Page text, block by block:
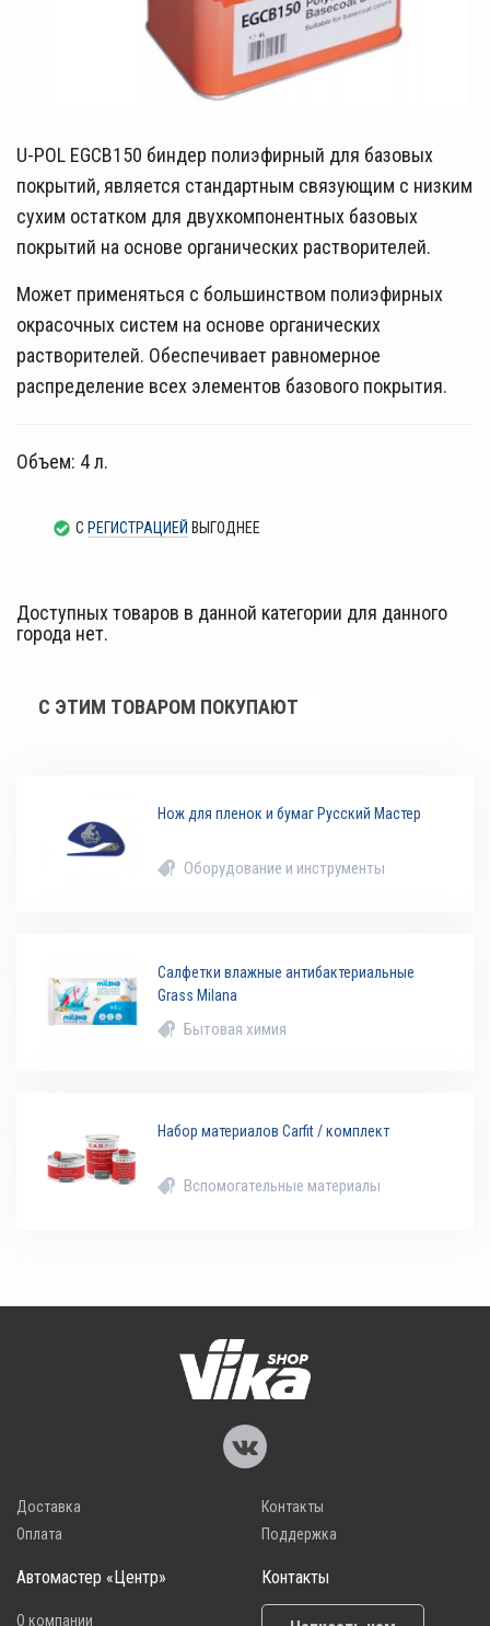
U-POL EGCB150 биндер полиэфирный для базовых
покрытий, является стандартным связующим с низким
сухим остатком для двухкомпонентных базовых
покрытий на основе органических растворителей.
Может применяться с большинством полиэфирных
окрасочных систем на основе органических
растворителей. Обеспечивает равномерное
распределение всех элементов базового покрытия.
Объем: 4 л.
С РЕГИСТРАЦИЕЙ ВЫГОДНЕЕ
Доступных товаров в данной категории для данного
города нет.
С ЭТИМ ТОВАРОМ ПОКУПАЮТ
Нож для пленок и бумаг Русский Мастер
Оборудование и инструменты
Салфетки влажные антибактериальные
Grass Milana
Бытовая химия
Набор материалов Carfit / комплект
Вспомогательные материалы
Доставка
Оплата
Контакты
Поддержка
Автомастер «Центр»
О компании
Контакты